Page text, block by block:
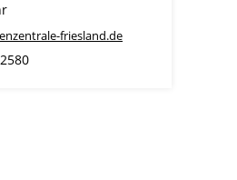
friesland.de